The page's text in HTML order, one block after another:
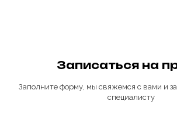
Записаться на
Заполните форму, мы свяжемся с вами и
специалисту